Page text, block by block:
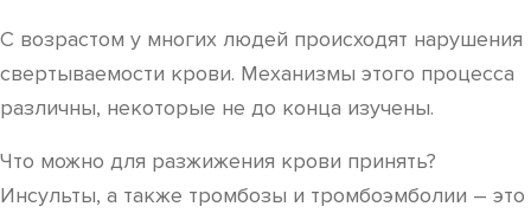
С возрастом у многих людей происходят нарушения
свертываемости крови. Механизмы этого процесса
различны, некоторые не до конца изучены.
Что можно для разжижения крови принять?
Инсульты, а также тромбозы и тромбоэмболии – это